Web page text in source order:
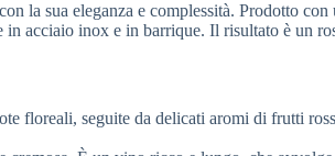
la sua eleganza e complessità. Prodotto
acciaio inox e in barrique. Il risultato è un
floreali, seguite da delicati aromi di frutti